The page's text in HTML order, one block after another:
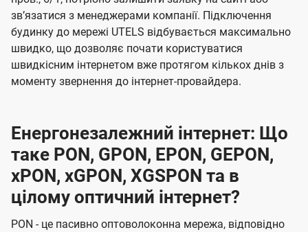
звʼязатися з менеджерами компанії. Підключення
будинку до мережі UTELS відбувається максимально
швидко, що дозволяє почати користуватися
швидкісним інтернетом вже протягом кількох днів з
моменту звернення до інтернет-провайдера.
Енергонезалежний інтернет: Що
таке PON, GPON, EPON, GEPON,
xPON, xGPON, XGSPON та в
цілому оптичний інтернет?
PON - це пасивно оптоволоконна мережа, відповідно